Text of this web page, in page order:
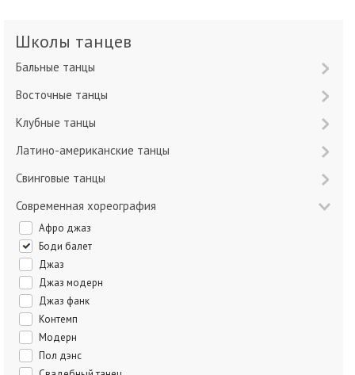
Школы танцев
Бальные танцы
Восточные танцы
Клубные танцы
Латино-американские танцы
Свинговые танцы
Современная хореография
Афро джаз
Боди балет
Джаз
Джаз модерн
Джаз фанк
Контемп
Модерн
Пол дэнс